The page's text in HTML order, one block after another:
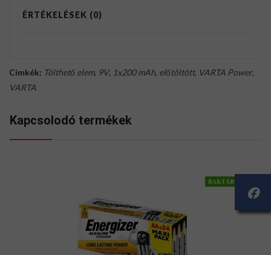
ÉRTÉKELÉSEK (0)
Címkék: Tölthető elem, 9V, 1x200 mAh, előtöltött, VARTA Power,
VARTA
Kapcsolodó termékek
RAKTÁRON